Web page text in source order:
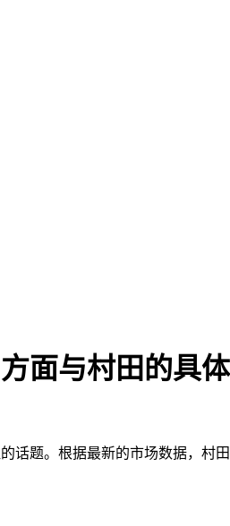
面与村田的具体
话题。根据最新的市场数据，